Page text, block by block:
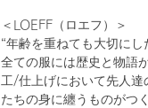
＜LOEFF（ロエフ）＞
“年齢を重ねても大切にし
全ての服には歴史と物語
工/仕上げにおいて先人達
たちの身に纏うものがつ